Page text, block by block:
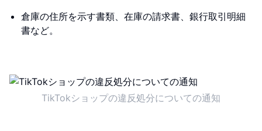
倉庫の住所を示す書類、在庫の請求書、銀行取引明細
書など。
TikTokショップの違反処分についての通知